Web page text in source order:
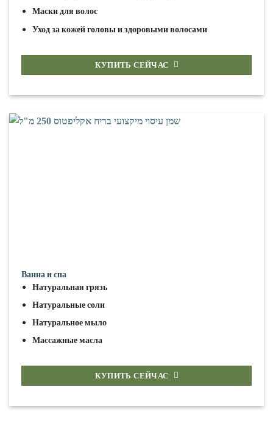
Маски для волос
Уход за кожей головы и здоровыми волосами
КУПИТЬ СЕЙЧАС
Ванна и спа
Натуральная грязь
Натуральные соли
Натуральное мыло
Массажные масла
КУПИТЬ СЕЙЧАС